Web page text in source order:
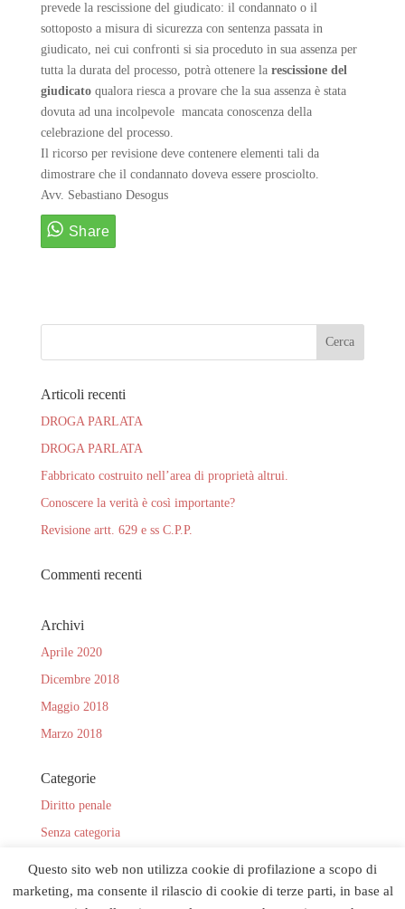
prevede la rescissione del giudicato: il condannato o il
sottoposto a misura di sicurezza con sentenza passata in
giudicato, nei cui confronti si sia proceduto in sua assenza per
tutta la durata del processo, potrà ottenere la rescissione del
giudicato qualora riesca a provare che la sua assenza è stata
dovuta ad una incolpevole mancata conoscenza della
celebrazione del processo.
Il ricorso per revisione deve contenere elementi tali da
dimostrare che il condannato doveva essere prosciolto.
Avv. Sebastiano Desogus
Articoli recenti
DROGA PARLATA
DROGA PARLATA
Fabbricato costruito nell’area di proprietà altrui.
Conoscere la verità è così importante?
Revisione artt. 629 e ss C.P.P.
Commenti recenti
Archivi
Aprile 2020
Dicembre 2018
Maggio 2018
Marzo 2018
Categorie
Diritto penale
Senza categoria
Questo sito web non utilizza cookie di profilazione a scopo di
marketing, ma consente il rilascio di cookie di terze parti, in base al